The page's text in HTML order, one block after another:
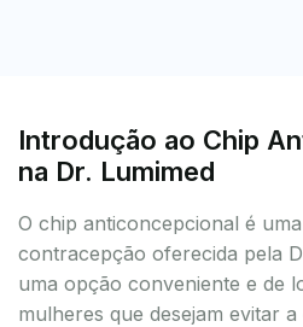
Introdução ao Chip
na Dr. Lumimed
O chip anticoncepcional é
contracepção oferecida pela
uma opção conveniente e de
mulheres que desejam evitar a